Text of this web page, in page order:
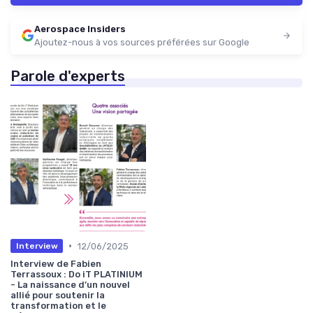
Aerospace Insiders
Ajoutez-nous à vos sources préférées sur Google
Parole d'experts
Interview • 12/06/2025
Interview de Fabien
Terrassoux : Do iT PLATINIUM
- La naissance d’un nouvel
allié pour soutenir la
transformation et le